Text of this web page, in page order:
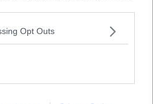
Opt Outs
della Toscana iscriviti alla
Arriva gratis tutti i giorni
casella di posta.